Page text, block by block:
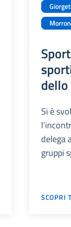
Si è
delega
gruppi
SCOPRI